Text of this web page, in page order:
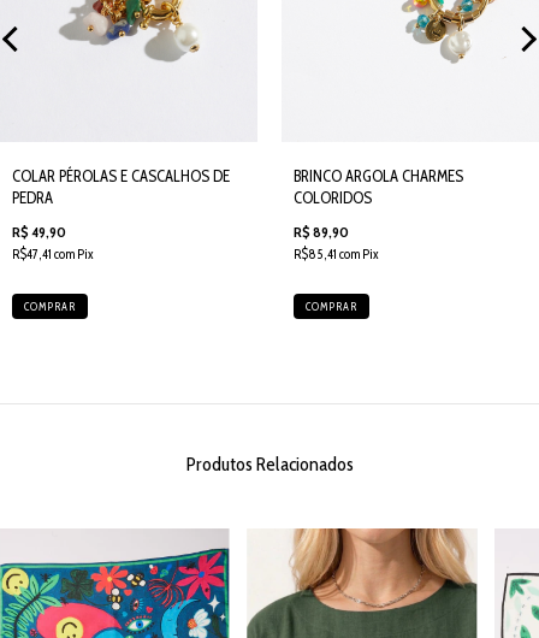
COLAR PÉROLAS E CASCALHOS DE
PEDRA
R$ 49,90
R$47,41 com Pix
COMPRAR
BRINCO ARGOLA CHARMES
COLORIDOS
R$ 89,90
R$85,41 com Pix
COMPRAR
Produtos Relacionados